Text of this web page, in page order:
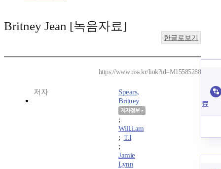
Britney Jean [녹음자료]
한글로보기
https://www.riss.kr/link?id=M15585288
저자
Spears,
Britney
;
Will.i.am
; T.I
;
Jamie
Lynn
료